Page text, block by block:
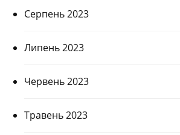
Серпень 2023
Липень 2023
Червень 2023
Травень 2023